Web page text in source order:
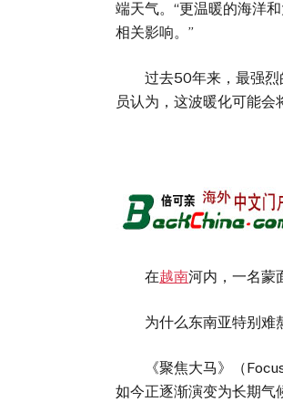
端天气。“更温暖的海洋
相关影响。”
过去50年来，最强烈的
员认为，这波暖化可能会
在越南河内，一名蒙
为什么东南亚特别难
《聚焦大马》（Focus
如今正逐渐演变为长期气